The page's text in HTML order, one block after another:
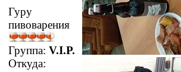
Гуру
пивоварения
Группа: V.I.P.
Откуда: